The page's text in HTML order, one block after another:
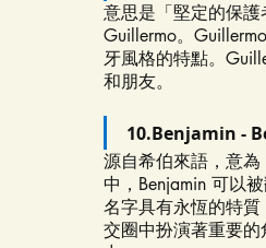
意思是「堅定的保
Guillermo。
牙風格的特點。
和朋友。
10.Benjamin -
源自希伯來語，意
中，Benjamin 可以
名字具有永恆的特
交圈中扮演著重要